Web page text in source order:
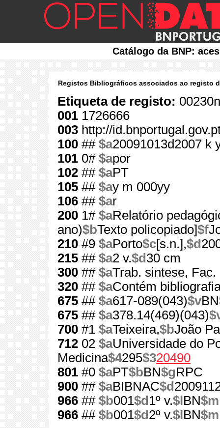
Catálogo da BNP:
Registos Bibliográficos associados ao registo
Etiqueta de registo:
001 1726666
003 http://
100 ## $a20091013d2007 k
101 0# $apor
102 ## $aPT
105 ## $ay m 000yy
106 ## $ar
200 1# $aRelatório
ano)$bTexto policopiado]$f
210 #9 $aPorto$c[s.n.],$d
215 ## $a2 v.$d 30 cm
300 ## $aTrab. sintese,
320 ## $aContém
675 ## $a617-089(043)$vBN
675 ## $a378.14(469)(043)
700 #1 $aTeixeira,$bJoão
712 02 $aUniversidade do
Medicina$4295$320490
801 #0 $aPT$bBN$gRPC
900 ## $aBIBNAC$d
966 ## $b001$d 1º v.$l BN$m
966 ## $b001$d 2º v.$l BN$m